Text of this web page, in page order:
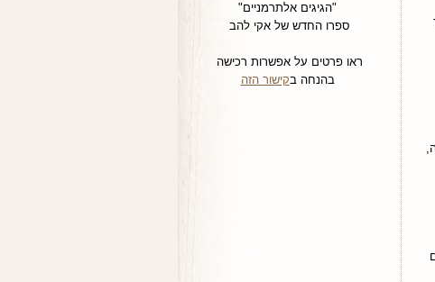
"הגיגים אלתרמניים"
ספרו החדש של אקי להב
ראו פרטים על אפשרות רכישה
בהנחה בקישור הזה